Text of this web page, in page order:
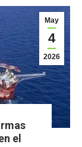
May
4
2026
el